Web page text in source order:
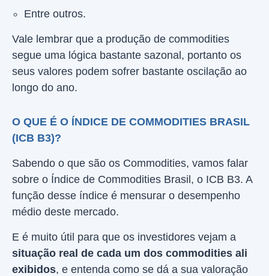
Entre outros.
Vale lembrar que a produção de commodities
segue uma lógica bastante sazonal, portanto os
seus valores podem sofrer bastante oscilação ao
longo do ano.
O QUE É O ÍNDICE DE COMMODITIES BRASIL
(ICB B3)?
Sabendo o que são os Commodities, vamos falar
sobre o Índice de Commodities Brasil, o ICB B3. A
função desse índice é mensurar o desempenho
médio deste mercado.
E é muito útil para que os investidores vejam a
situação real de cada um dos commodities ali
exibidos, e entenda como se dá a sua valoração